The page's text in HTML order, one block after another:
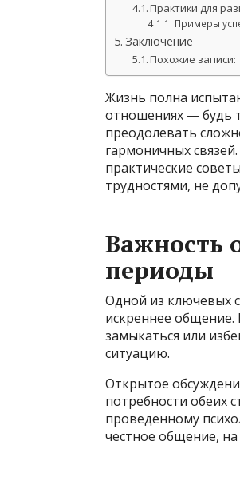
Практики для
Примеры
Заключение
Похожие записи:
Жизнь полна
отношениях — будь
преодолевать
гармоничных
практические
трудностями, не
Важность
периоды
Одной из ключевых
искреннее
замыкаться или
ситуацию.
Открытое
потребности обеих
проведенному
честное общение,